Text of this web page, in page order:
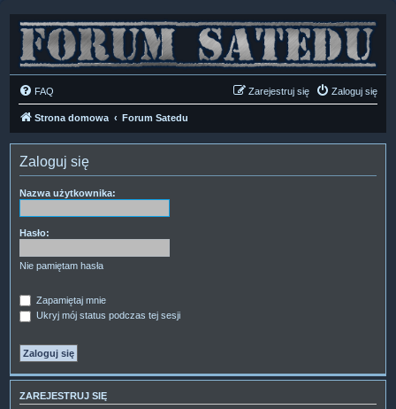
FAQ Zaloguj się
Zarejestruj się
Strona domowa Forum Satedu
Zaloguj się
Nazwa użytkownika:
Hasło:
Nie pamiętam hasła
Zapamiętaj mnie
Ukryj mój status podczas tej sesji
ZAREJESTRUJ SIĘ